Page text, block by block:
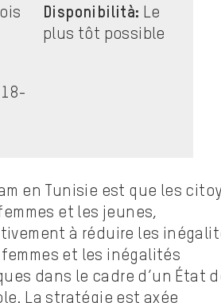
Disponibilità: Le
plus tôt possible
18-
en Tunisie est que les
et les jeunes,
à réduire les
et les inégalités
dans le cadre d’un État
La stratégie est axée